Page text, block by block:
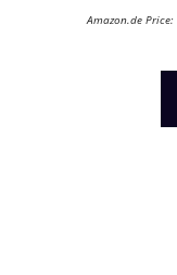
Amazon.de Price: